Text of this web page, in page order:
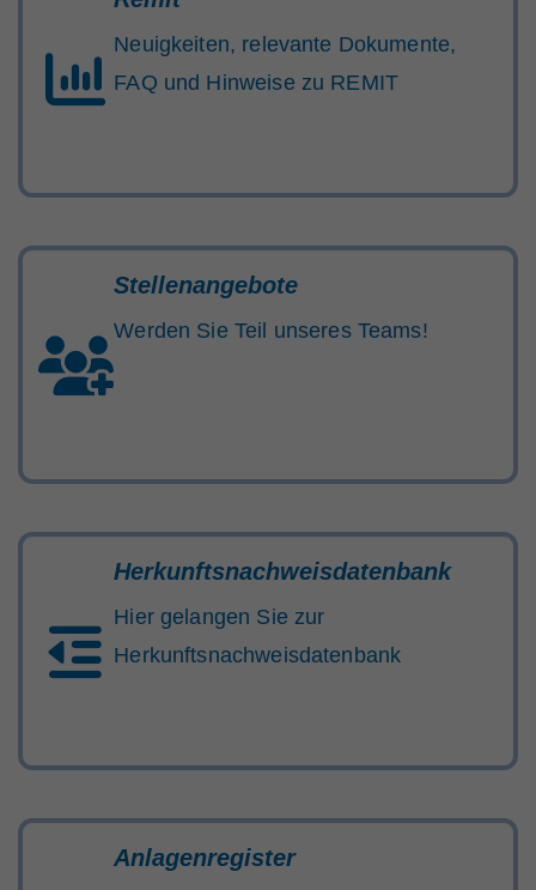
Neuigkeiten, relevante Dokumente,
FAQ und Hinweise zu REMIT
Stellenangebote
Werden Sie Teil unseres Teams!
Herkunftsnachweisdatenbank
Hier gelangen Sie zur
Herkunftsnachweisdatenbank
Anlagenregister